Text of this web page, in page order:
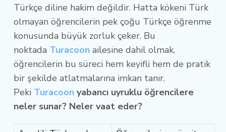
Türkçe diline hakim değildir. Hatta kökeni Türk
olmayan öğrencilerin pek çoğu Türkçe öğrenme
konusunda büyük zorluk çeker. Bu
noktada Turacoon ailesine dahil olmak,
öğrencilerin bu süreci hem keyifli hem de pratik
bir şekilde atlatmalarına imkan tanır.
Peki Turacoon yabancı uyruklu öğrencilere
neler sunar? Neler vaat eder?